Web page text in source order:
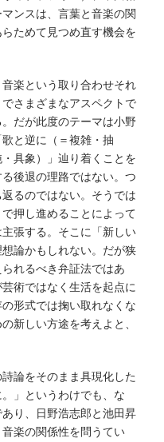
ンスは、言葉と音楽の関
ためて見つめ直す機会を
楽という取り合わせそれ
さまざまなアスペクトで
だが此度のテーマは小野
と逆に（＝複雑・抽
具象）」辿り着くことを
後退の理路ではない。つ
るのではない。そうでは
押し進めることによって
張する。そこに「新しい
論かもしれない。だが狭
れるべき弁証法ではあ
術ではなく生活を起点に
形式では掬い取れなくな
新しい方途を考えよと、
論をそのまま具現化した
」というわけでも、な
り、日野浩志郎と池田昇
楽の関係性を問うてい